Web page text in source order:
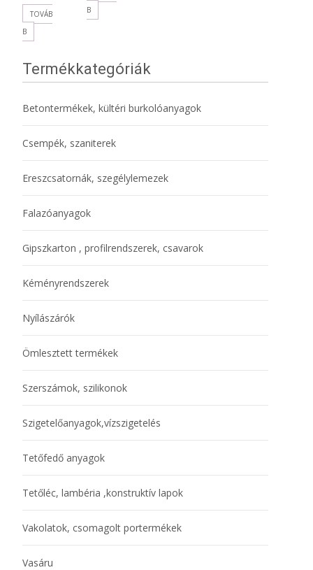
TOVÁB
B
B
Termékkategóriák
Betontermékek, kültéri burkolóanyagok
Csempék, szaniterek
Ereszcsatornák, szegélylemezek
Falazóanyagok
Gipszkarton , profilrendszerek, csavarok
Kéményrendszerek
Nyílászárók
Ömlesztett termékek
Szerszámok, szilikonok
Szigetelőanyagok,vízszigetelés
Tetőfedő anyagok
Tetőléc, lambéria ,konstruktív lapok
Vakolatok, csomagolt portermékek
Vasáru